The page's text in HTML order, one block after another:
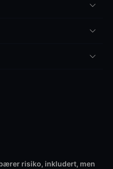
risiko, inkludert, men